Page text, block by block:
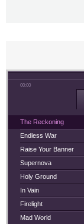
00:00
The Reckoning
Endless War
Raise Your Banner
Supernova
Holy Ground
In Vain
Firelight
Mad World